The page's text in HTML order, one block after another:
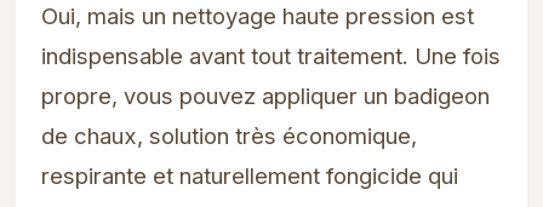
Oui, mais un nettoyage haute pression est
indispensable avant tout traitement. Une fois
propre, vous pouvez appliquer un badigeon
de chaux, solution très économique,
respirante et naturellement fongicide qui